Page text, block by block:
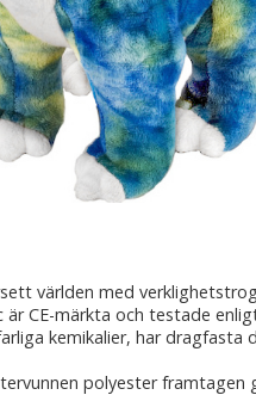
världen med
CE-märkta och testade
kemikalier, har
polyester framtagen